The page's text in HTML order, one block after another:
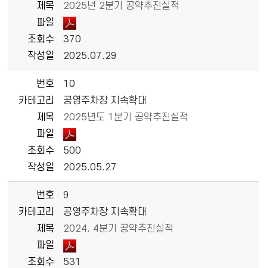
제목
2025년 2분기 공약추진실적
파일
조회수
370
작성일
2025.07.29
번호
10
카테고리
공영주차장 지속확대
제목
2025년도 1분기 공약추진실적
파일
조회수
500
작성일
2025.05.27
번호
9
카테고리
공영주차장 지속확대
제목
2024. 4분기 공약추진실적
파일
조회수
531